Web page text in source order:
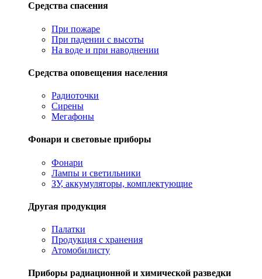
Средства спасения
При пожаре
При падении с высоты
На воде и при наводнении
Средства оповещения населения
Радиоточки
Сирены
Мегафоны
Фонари и световые приборы
Фонари
Лампы и светильники
ЗУ, аккумуляторы, комплектующие
Другая продукция
Палатки
Продукция с хранения
Атомобилисту
Приборы радиационной и химической разведки